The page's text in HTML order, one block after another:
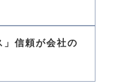
」信頼が会社の